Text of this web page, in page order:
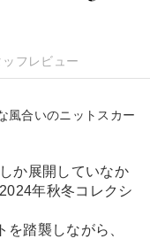
ッフレビュー
風合いのニットスカー
か展開していなか
年秋冬コレクシ
を踏襲しながら、